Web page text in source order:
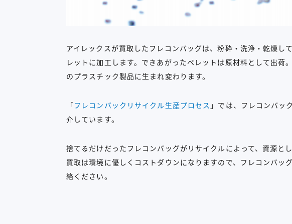
アイレックスが買取したフレコンバッグは、粉砕・洗浄・乾燥し
レットに加工します。できあがったペレットは原材料として出荷
のプラスチック製品に生まれ変わります。
「フレコンバックリサイクル生産プロセス 」では、フレコンバッ
介しています。
捨てるだけだったフレコンバッグがリサイクルによって、資源と
買取は環境に優しくコストダウンになりますので、フレコンバッ
絡ください。